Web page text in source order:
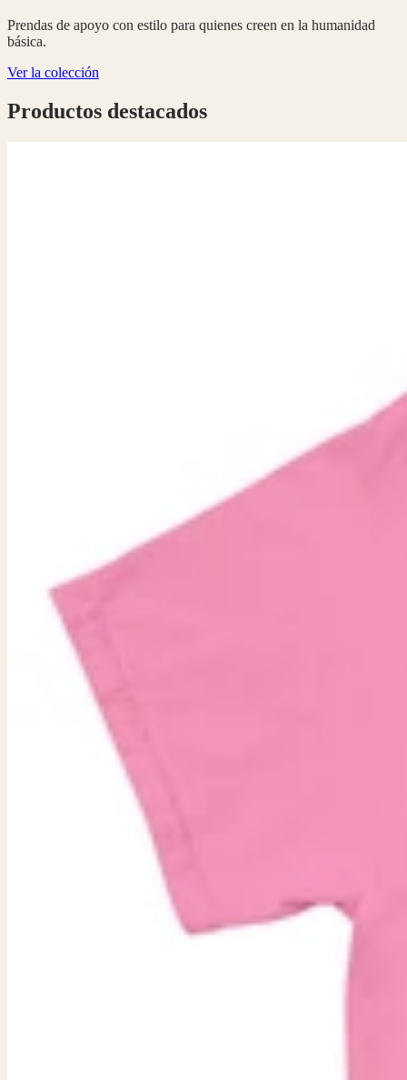
Prendas de apoyo con estilo para quienes creen en la humanidad
básica.
Ver la colección
Productos destacados